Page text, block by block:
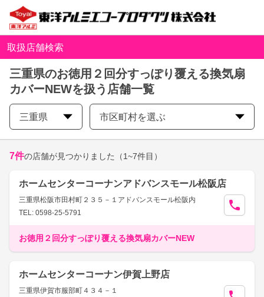
取扱店舗検索
三重県のお徳用２回分すっぽり覆える換気扇
カバーNEWを扱う店舗一覧
三重県 市区町村を選ぶ
7件の店舗が見つかりました （1~7件目）
ホームセンターコーナンアドバンスモール松阪店
三重県松阪市田村町２３５－１アドバンスモール松阪内
TEL: 0598-25-5791
お徳用２回分すっぽり覆える換気扇カバーNEW
ホームセンターコーナン伊賀上野店
三重県伊賀市服部町４３４－１